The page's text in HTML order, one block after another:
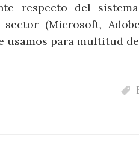
respecto del
sector (Microsoft,
usamos para multitud